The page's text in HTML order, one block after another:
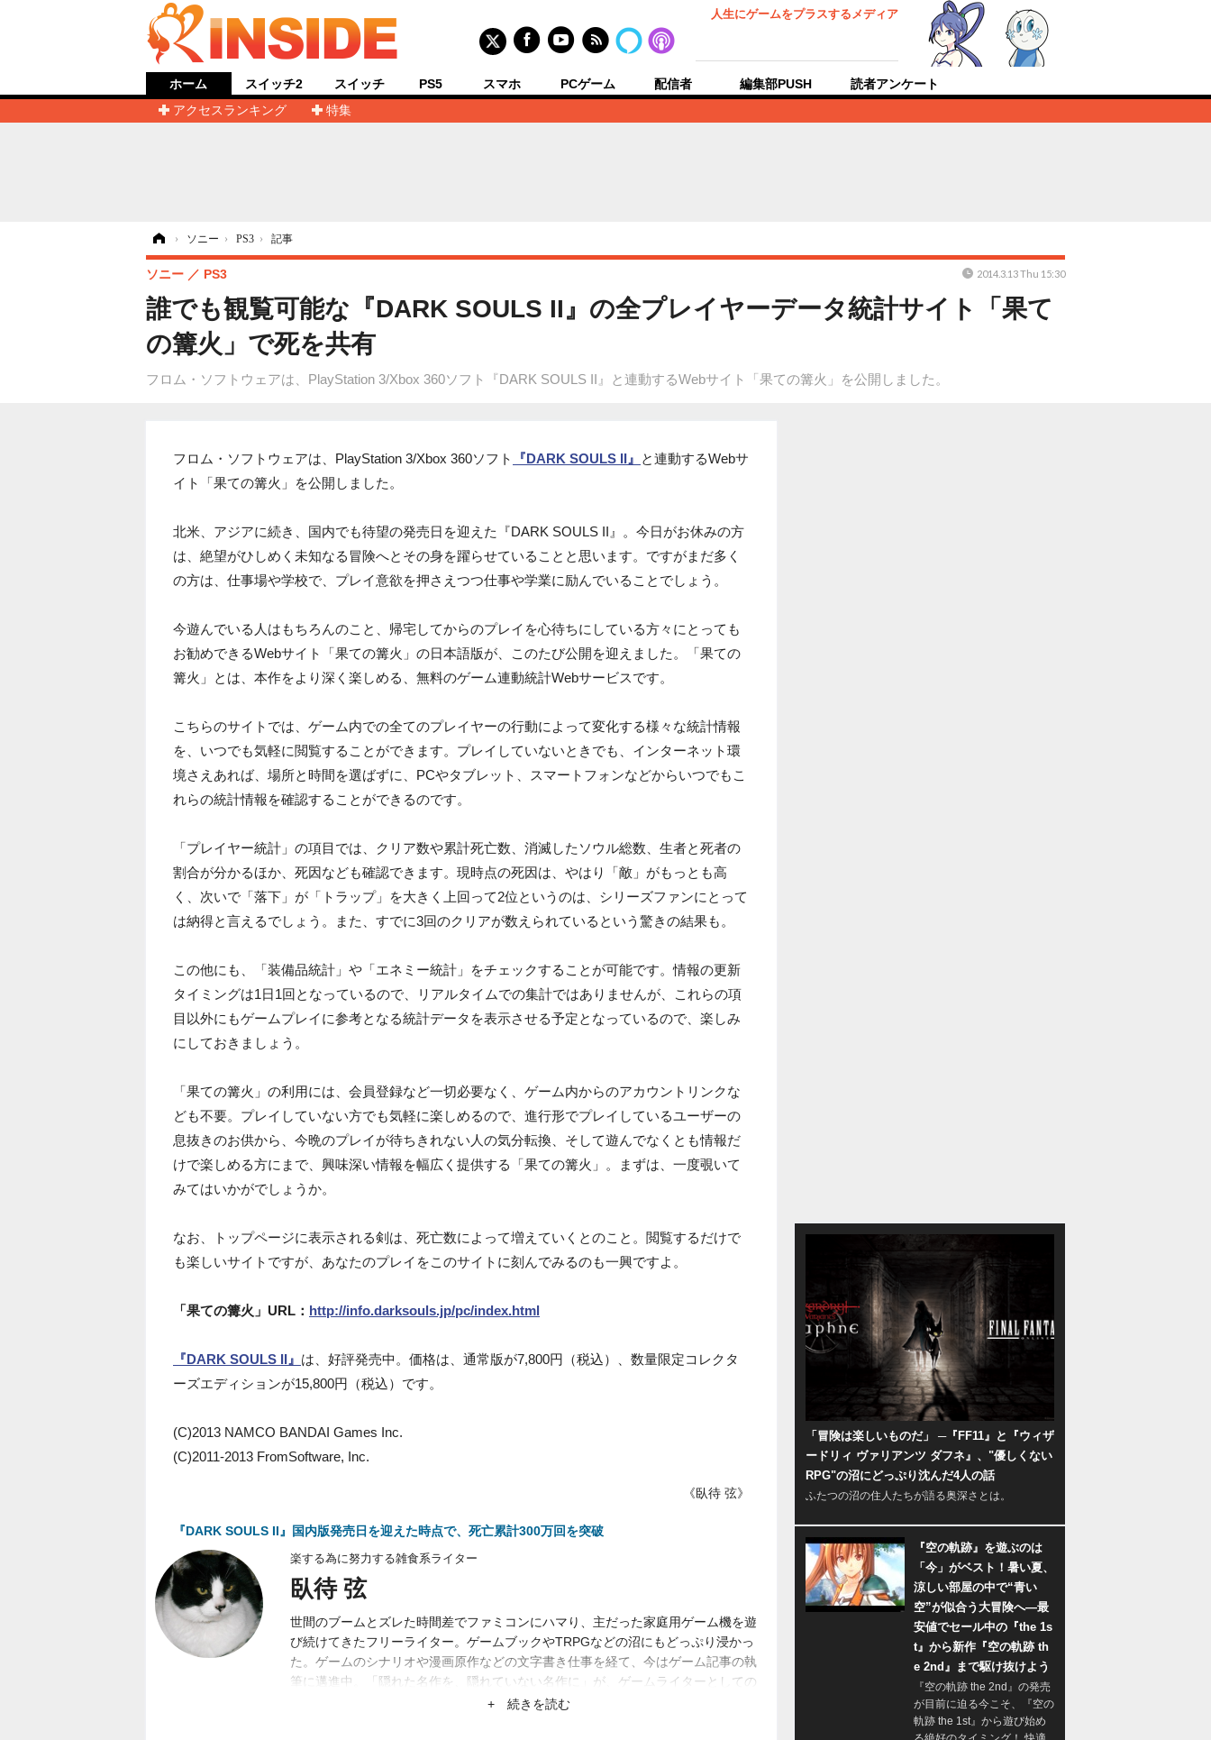
人生にゲームをプラスするメディア
ホーム
アクセスランキング
特集
スイッチ2 スイッチ PS5 スマホ PCゲーム 配信者 編集部PUSH 読者アンケート
› ソニー › PS3 › 記事
誰でも観覧可能な『DARK SOULS II』の全プレイヤーデータ統計サイト「果て
の篝火」で死を共有
フロム・ソフトウェアは、PlayStation 3/Xbox 360ソフト『DARK SOULS II』と連動するWebサイト「果ての篝火」を公開しました。
ソニー PS3 2014.3.13 Thu 15:30
フロム・ソフトウェアは、PlayStation 3/Xbox 360ソフト 『DARK SOULS II』 と連動するWebサ
イト「果ての篝火」を公開しました。
北米、アジアに続き、国内でも待望の発売日を迎えた『DARK SOULS II』。今日がお休みの方
は、絶望がひしめく未知なる冒険へとその身を躍らせていることと思います。ですがまだ多く
の方は、仕事場や学校で、プレイ意欲を押さえつつ仕事や学業に励んでいることでしょう。
今遊んでいる人はもちろんのこと、帰宅してからのプレイを心待ちにしている方々にとっても
お勧めできるWebサイト「果ての篝火」の日本語版が、このたび公開を迎えました。「果ての
篝火」とは、本作をより深く楽しめる、無料のゲーム連動統計Webサービスです。
こちらのサイトでは、ゲーム内での全てのプレイヤーの行動によって変化する様々な統計情報
を、いつでも気軽に閲覧することができます。プレイしていないときでも、インターネット環
境さえあれば、場所と時間を選ばずに、PCやタブレット、スマートフォンなどからいつでもこ
れらの統計情報を確認することができるのです。
「プレイヤー統計」の項目では、クリア数や累計死亡数、消滅したソウル総数、生者と死者の
割合が分かるほか、死因なども確認できます。現時点の死因は、やはり「敵」がもっとも高
く、次いで「落下」が「トラップ」を大きく上回って2位というのは、シリーズファンにとって
は納得と言えるでしょう。また、すでに3回のクリアが数えられているという驚きの結果も。
この他にも、「装備品統計」や「エネミー統計」をチェックすることが可能です。情報の更新
タイミングは1日1回となっているので、リアルタイムでの集計ではありませんが、これらの項
目以外にもゲームプレイに参考となる統計データを表示させる予定となっているので、楽しみ
にしておきましょう。
「果ての篝火」の利用には、会員登録など一切必要なく、ゲーム内からのアカウントリンクな
ども不要。プレイしていない方でも気軽に楽しめるので、進行形でプレイしているユーザーの
息抜きのお供から、今晩のプレイが待ちきれない人の気分転換、そして遊んでなくとも情報だ
けで楽しめる方にまで、興味深い情報を幅広く提供する「果ての篝火」。まずは、一度覗いて
みてはいかがでしょうか。
なお、トップページに表示される剣は、死亡数によって増えていくとのこと。閲覧するだけで
も楽しいサイトですが、あなたのプレイをこのサイトに刻んでみるのも一興ですよ。
「果ての篝火」URL： http://info.darksouls.jp/pc/index.html
『DARK SOULS II』 は、好評発売中。価格は、通常版が7,800円（税込）、数量限定コレクタ
ーズエディションが15,800円（税込）です。
(C)2013 NAMCO BANDAI Games Inc.
(C)2011-2013 FromSoftware, Inc.
《臥待 弦》
『DARK SOULS II』国内版発売日を迎えた時点で、死亡累計300万回を突破
楽する為に努力する雑食系ライター
臥待 弦
世間のブームとズレた時間差でファミコンにハマり、主だった家庭用ゲーム機を遊
び続けてきたフリーライター。ゲームブックやTRPGなどの沼にもどっぷり浸かっ
た。ゲームのシナリオや漫画原作などの文字書き仕事を経て、今はゲーム記事の執
筆に邁進中。「隠れた名作を、隠れていない名作に」が、ゲームライターとしての
目標。隙あらば、あまり知られていない作品にスポットを当てたがる。仕事は幅広
+ 続きを読む
「冒険は楽しいものだ」 ─『FF11』と『ウィザ
ードリィ ヴァリアンツ ダフネ』、"優しくない
RPG"の沼にどっぷり沈んだ4人の話
ふたつの沼の住人たちが語る奥深さとは。
『空の軌跡』を遊ぶのは
「今」がベスト！暑い夏、
涼しい部屋の中で“青い
空”が似合う大冒険へ―最
安値でセール中の『the 1s
t』から新作『空の軌跡 th
e 2nd』まで駆け抜けよう
『空の軌跡 the 2nd』の発売
が目前に迫る今こそ、『空の
軌跡 the 1st』から遊び始め